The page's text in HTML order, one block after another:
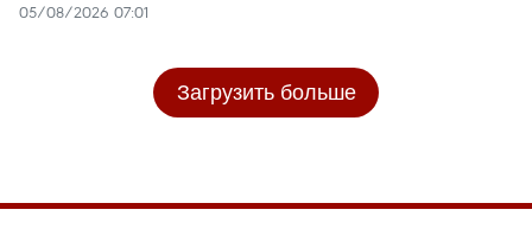
05/08/2026 07:01
Загрузить больше